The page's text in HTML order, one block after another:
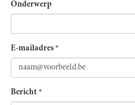
Onderwerp
E-mailadres *
Bericht *